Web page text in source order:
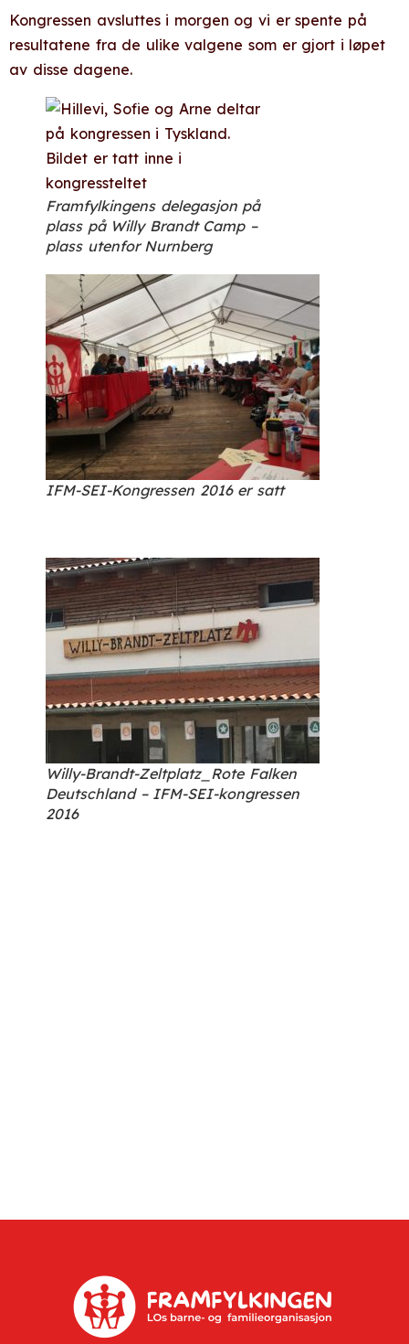
Kongressen avsluttes i morgen og vi er spente på
resultatene fra de ulike valgene som er gjort i løpet
av disse dagene.
Framfylkingens delegasjon på
plass på Willy Brandt Camp –
plass utenfor Nurnberg
IFM-SEI-Kongressen 2016 er satt
Willy-Brandt-Zeltplatz_Rote Falken
Deutschland – IFM-SEI-kongressen
2016